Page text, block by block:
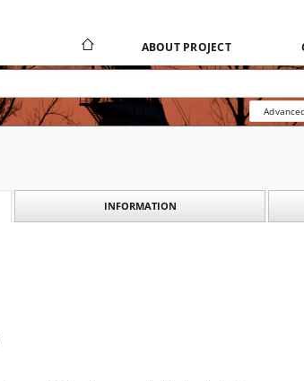
ABOUT PROJECT
INFORMATION